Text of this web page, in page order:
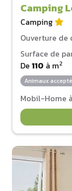
Camping
Camping
Ouverture
Surface de
De 110 à m2
Animaux
Mobil-Home